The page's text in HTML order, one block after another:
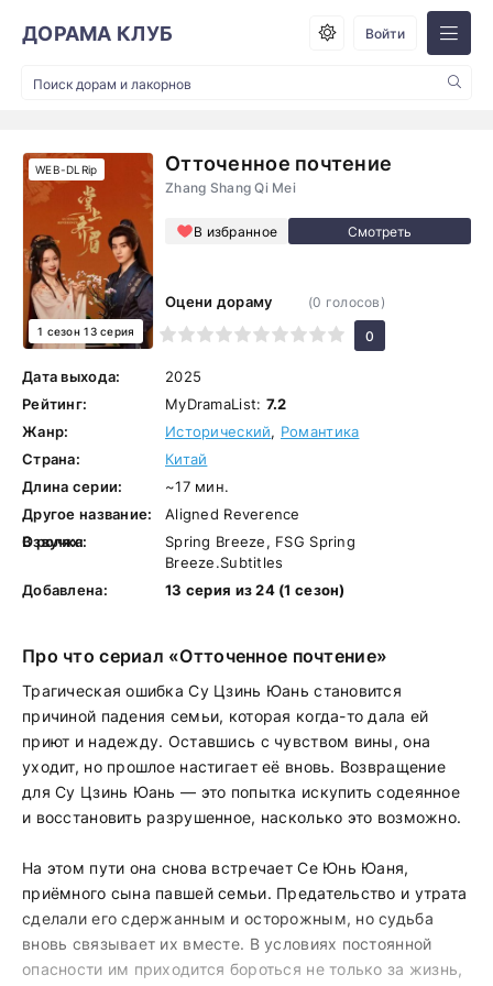
ДОРАМА КЛУБ Войти
Отточенное почтение
Zhang Shang Qi Mei
В избранное
WEB-DLRip
1 сезон 13 серия
Оцени дораму
1
2 3 4 5 6 7 8 9 10
(0 голосов)
0
Дата выхода:
2025
Рейтинг:
MyDramaList: 7.2
Жанр:
Исторический, Романтика
Страна:
Китай
Длина серии:
~17 мин.
Другое название:
Aligned Reverence
В ролях:
Озвучка:
Spring Breeze, FSG Spring
Breeze.Subtitles
Добавлена:
13 серия из 24 (1 сезон)
Про что сериал «Отточенное почтение»
Трагическая ошибка Су Цзинь Юань становится
причиной падения семьи, которая когда-то дала ей
приют и надежду. Оставшись с чувством вины, она
уходит, но прошлое настигает её вновь. Возвращение
для Су Цзинь Юань — это попытка искупить содеянное
и восстановить разрушенное, насколько это возможно.
На этом пути она снова встречает Се Юнь Юаня,
приёмного сына павшей семьи. Предательство и утрата
сделали его сдержанным и осторожным, но судьба
вновь связывает их вместе. В условиях постоянной
опасности им приходится бороться не только за жизнь,